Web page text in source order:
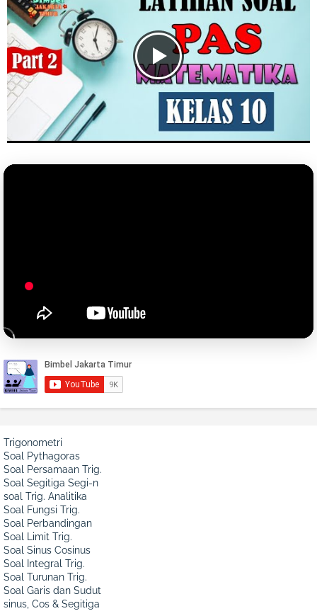
Trigonometri
Soal Pythagoras
Soal Persamaan Trig.
Soal Segitiga Segi-n
soal Trig. Analitika
Soal Fungsi Trig.
Soal Perbandingan
Soal Limit Trig.
Soal Sinus Cosinus
Soal Integral Trig.
Soal Turunan Trig.
Soal Garis dan Sudut
sinus, Cos & Segitiga